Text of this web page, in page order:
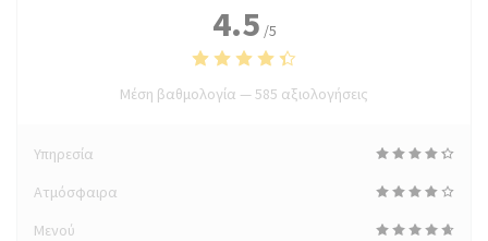
4.5 /5
Μέση βαθμολογία —585 αξιολογήσεις
Υπηρεσία
Ατμόσφαιρα
Μενού